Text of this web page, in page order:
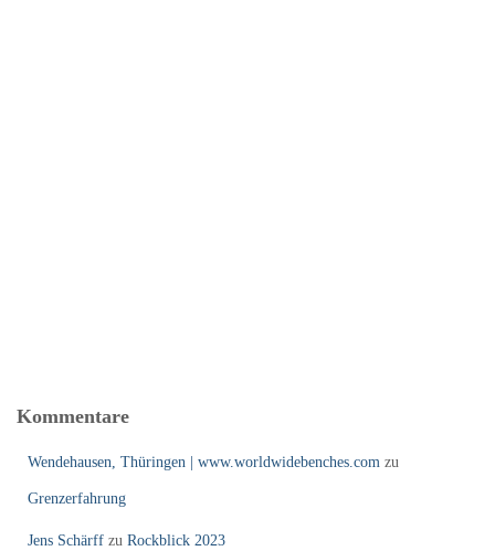
Kommentare
Wendehausen, Thüringen | www.worldwidebenches.com zu
Grenzerfahrung
Jens Schärff zu Rockblick 2023